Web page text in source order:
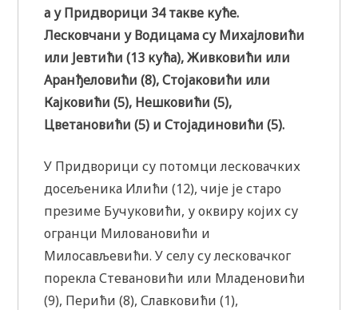
а у Придворици 34 такве куће.
Лесковчани у Водицама су Михајловићи
или Јевтићи (13 кућа), Живковићи или
Аранђеловићи (8), Стојаковићи или
Кајковићи (5), Нешковићи (5),
Цветановићи (5) и Стојадиновићи (5).
У Придворици су потомци лесковачких
досељеника Илићи (12), чије је старо
презиме Бучуковићи, у оквиру којих су
огранци Миловановићи и
Милосављевићи. У селу су лесковачког
порекла Стевановићи или Младеновићи
(9), Перићи (8), Славковићи (1),